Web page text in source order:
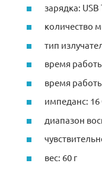
зарядка: USB
количество
тип
время
время
импеданс:
диапазон
вес: 60 г